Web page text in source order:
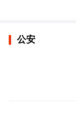
公安